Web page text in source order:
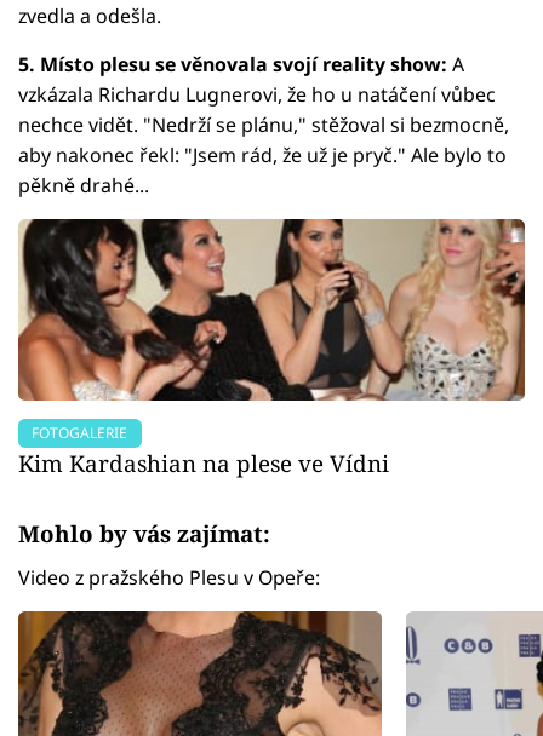
zvedla a odešla.
5. Místo plesu se věnovala svojí reality show: A
vzkázala Richardu Lugnerovi, že ho u natáčení vůbec
nechce vidět. "Nedrží se plánu," stěžoval si bezmocně,
aby nakonec řekl: "Jsem rád, že už je pryč." Ale bylo to
pěkně drahé...
FOTOGALERIE
Kim Kardashian na plese ve Vídni
Mohlo by vás zajímat:
Video z pražského Plesu v Opeře: